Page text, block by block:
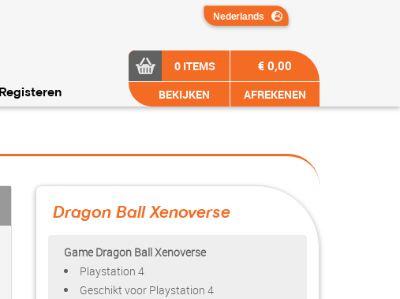
Registeren
0 ITEMS
BEKIJKEN
€ 0,00
AFREKENEN
Dragon Ball Xenoverse
Game Dragon Ball Xenoverse
Playstation 4
Geschikt voor Playstation 4